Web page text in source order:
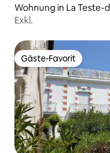
Wohnung in La Teste-
Exkl.
Gäste-Favorit
Gäste-Favorit